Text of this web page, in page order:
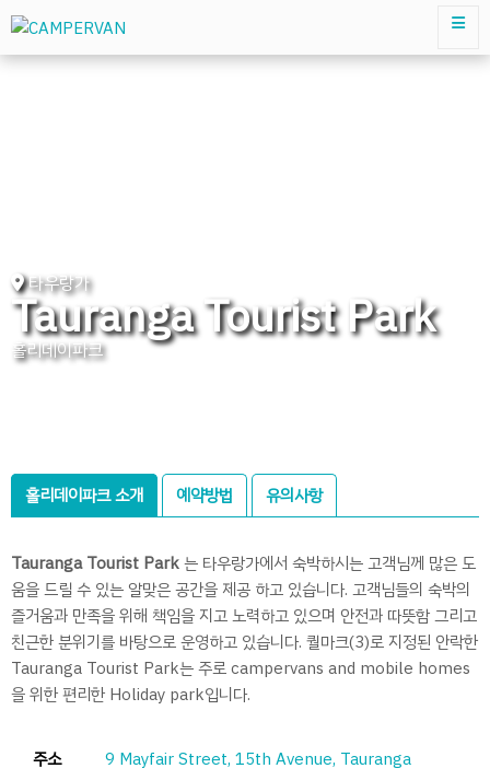
타우랑가
Tauranga Tourist Park
홀리데이파크
홀리데이파크 소개 예약방법 유의사항
Tauranga Tourist Park는 타우랑가에서 숙박하시는 고객님께 많은 도
움을 드릴 수 있는 알맞은 공간을 제공 하고 있습니다. 고객님들의 숙박의
즐거움과 만족을 위해 책임을 지고 노력하고 있으며 안전과 따뜻함 그리고
친근한 분위기를 바탕으로 운영하고 있습니다. 퀄마크(3)로 지정된 안락한
Tauranga Tourist Park는 주로 campervans and mobile homes
을 위한 편리한 Holiday park입니다.
주소 9 Mayfair Street, 15th Avenue, Tauranga